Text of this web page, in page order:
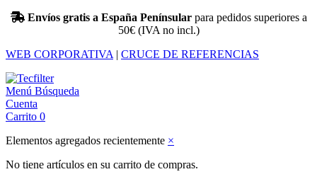
Envíos gratis a España Penínsularpara pedidos superiores a
50€ (IVA no incl.)
WEB CORPORATIVA | CRUCE DE REFERENCIAS
Menú Búsqueda
Cuenta
Carrito 0
Elementos agregados recientemente ×
No tiene artículos en su carrito de compras.